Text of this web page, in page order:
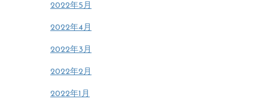
2022年5月
2022年4月
2022年3月
2022年2月
2022年1月